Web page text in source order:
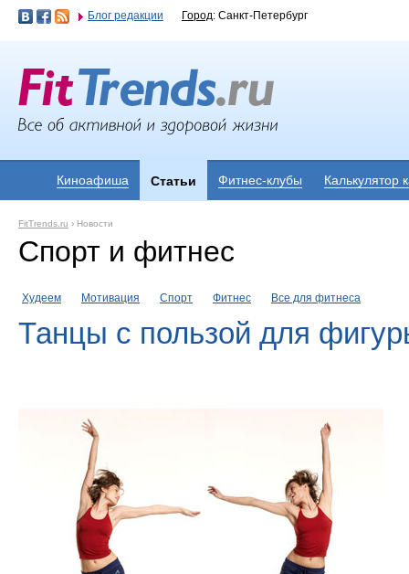
Блог редакции Город: Санкт-Петербург
Киноафиша Статьи Фитнес-клубы Калькулятор
FitTrends.ru › Новости
Спорт и фитнес
Худеем Мотивация Спорт Фитнес Все для фитнеса
Танцы с пользой для